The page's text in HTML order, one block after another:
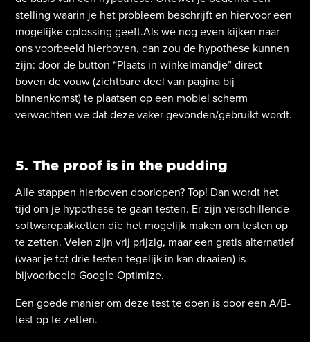
stelling waarin je het probleem beschrijft en hiervoor een
mogelijke oplossing geeft.Als we nog even kijken naar
ons voorbeeld hierboven, dan zou de hypothese kunnen
zijn: door de button “Plaats in winkelmandje” direct
boven de vouw (zichtbare deel van pagina bij
binnenkomst) te plaatsen op een mobiel scherm
verwachten we dat deze vaker gevonden/gebruikt wordt.
5. The proof is in the pudding
Alle stappen hierboven doorlopen? Top! Dan wordt het
tijd om je hypothese te gaan testen. Er zijn verschillende
softwarepakketten die het mogelijk maken om testen op
te zetten. Velen zijn vrij prijzig, maar een gratis alternatief
(waar je tot drie testen tegelijk in kan draaien) is
bijvoorbeeld Google Optimize.
Een goede manier om deze test te doen is door een A/B-
test op te zetten.